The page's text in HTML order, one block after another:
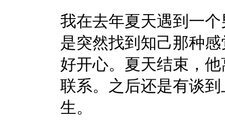
我在去年夏天遇到一
是突然找到知己那种
好开心。夏天结束，
联系。之后还是有谈
生。